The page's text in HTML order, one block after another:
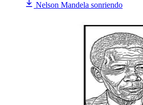
Nelson Mandela sonriendo